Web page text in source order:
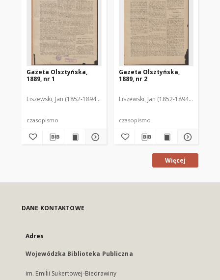
Gazeta Olsztyńska,
1889, nr 1
Liszewski, Jan (1852-1894). Red.
czasopismo
Gazeta Olsztyńska,
1889, nr 2
Liszewski, Jan (1852-1894). Red.
czasopismo
Więcej
DANE KONTAKTOWE
Adres
Wojewódzka Biblioteka Publiczna
im. Emilii Sukertowej-Biedrawiny